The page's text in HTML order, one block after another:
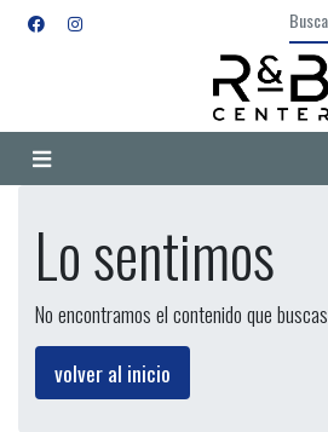
Lo sentimos
No encontramos el contenido que buscas
volver al inicio